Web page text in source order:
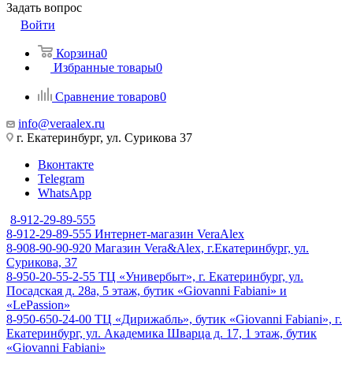
Задать вопрос
Войти
Корзина0
Избранные товары0
Сравнение товаров0
info@veraalex.ru
г. Екатеринбург, ул. Сурикова 37
Вконтакте
Telegram
WhatsApp
8-912-29-89-555
8-912-29-89-555 Интернет-магазин VeraAlex
8-908-90-90-920 Магазин Vera&Alex, г.Екатеринбург, ул.
Сурикова, 37
8-950-20-55-2-55 ТЦ «Универбыт», г. Екатеринбург, ул.
Посадская д. 28а, 5 этаж, бутик «Giovanni Fabiani» и
«LePassion»
8-950-650-24-00 ТЦ «Дирижабль», бутик «Giovanni Fabiani», г.
Екатеринбург, ул. Академика Шварца д. 17, 1 этаж, бутик
«Giovanni Fabiani»